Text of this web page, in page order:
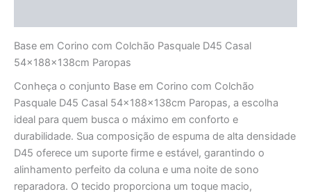
Base em Corino com Colchão Pasquale D45 Casal
54x188x138cm Paropas
Conheça o conjunto Base em Corino com Colchão
Pasquale D45 Casal 54x188x138cm Paropas, a escolha
ideal para quem busca o máximo em conforto e
durabilidade. Sua composição de espuma de alta densidade
D45 oferece um suporte firme e estável, garantindo o
alinhamento perfeito da coluna e uma noite de sono
reparadora. O tecido proporciona um toque macio,